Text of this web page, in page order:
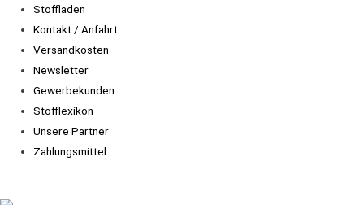
Stoffladen
Kontakt / Anfahrt
Versandkosten
Newsletter
Gewerbekunden
Stofflexikon
Unsere Partner
Zahlungsmittel